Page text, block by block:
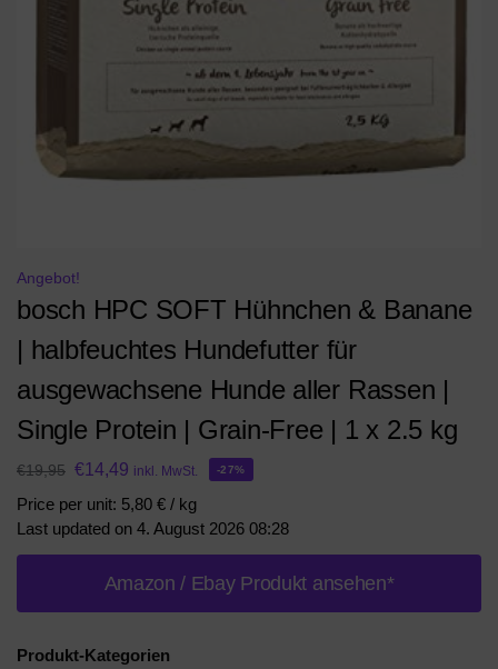
Angebot!
bosch HPC SOFT Hühnchen & Banane
| halbfeuchtes Hundefutter für
ausgewachsene Hunde aller Rassen |
Single Protein | Grain-Free | 1 x 2.5 kg
€19,95 €14,49 inkl. MwSt. -27%
Price per unit: 5,80 € / kg
Last updated on 4. August 2026 08:28
Amazon / Ebay Produkt ansehen*
Produkt-Kategorien